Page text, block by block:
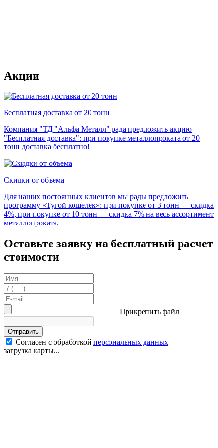
Акции
Бесплатная доставка от 20 тонн
Компания "ТД "Альфа Металл" рада предложить акцию
"Бесплатная доставка": при покупке металлопроката от 20
тонн доставка бесплатно!
Скидки от объема
Для наших постоянных клиентов мы рады предложить
программу «Тугой кошелек»: при покупке от 3 тонн — скидка
4%, при покупке от 10 тонн — скидка 7% на весь ассортимент
металлопроката.
Оставьте заявку на бесплатный расчет
стоимости
Прикрепить файл
Отправить
Согласен с обработкой персональных данных
загрузка карты...